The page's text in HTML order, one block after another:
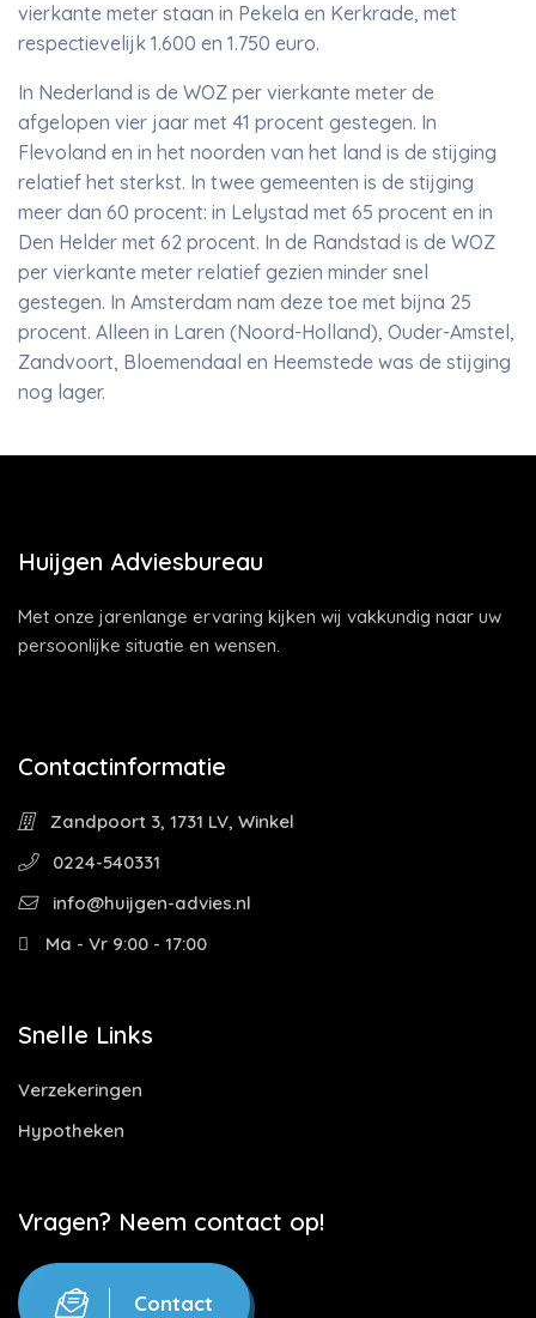
vierkante meter staan in Pekela en Kerkrade, met
respectievelijk 1.600 en 1.750 euro.
In Nederland is de WOZ per vierkante meter de
afgelopen vier jaar met 41 procent gestegen. In
Flevoland en in het noorden van het land is de stijging
relatief het sterkst. In twee gemeenten is de stijging
meer dan 60 procent: in Lelystad met 65 procent en in
Den Helder met 62 procent. In de Randstad is de WOZ
per vierkante meter relatief gezien minder snel
gestegen. In Amsterdam nam deze toe met bijna 25
procent. Alleen in Laren (Noord-Holland), Ouder-Amstel,
Zandvoort, Bloemendaal en Heemstede was de stijging
nog lager.
Huijgen Adviesbureau
Met onze jarenlange ervaring kijken wij vakkundig naar uw
persoonlijke situatie en wensen.
Contactinformatie
Zandpoort 3, 1731 LV, Winkel
0224-540331
info@huijgen-advies.nl
Ma - Vr 9:00 - 17:00
Snelle Links
Verzekeringen
Hypotheken
Vragen? Neem contact op!
Contact